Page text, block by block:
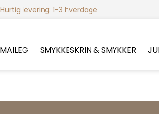
Hurtig levering: 1-3 hverdage
MAILEG SMYKKESKRIN & SMYKKER